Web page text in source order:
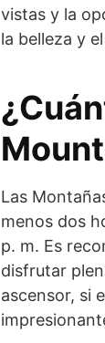
vistas y la
la belleza y
Las
menos dos
p. m. Es
disfrutar
ascensor, si